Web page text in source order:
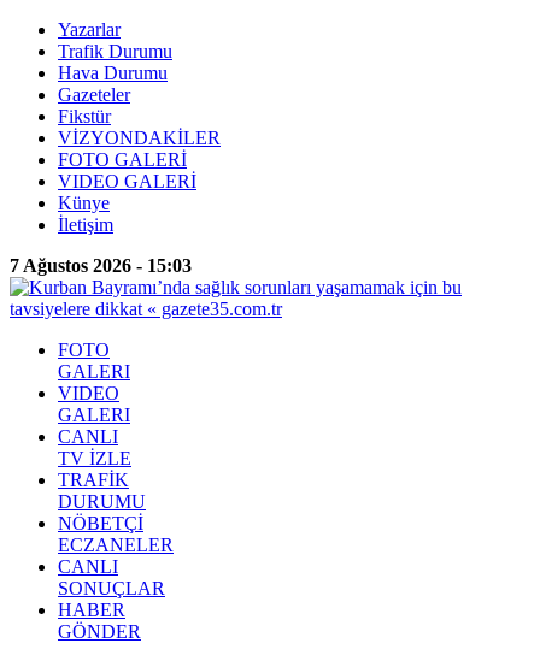
Yazarlar
Trafik Durumu
Hava Durumu
Gazeteler
Fikstür
VİZYONDAKİLER
FOTO GALERİ
VIDEO GALERİ
Künye
İletişim
7 Ağustos 2026 - 15:03
FOTO
GALERI
VIDEO
GALERI
CANLI
TV İZLE
TRAFİK
DURUMU
NÖBETÇİ
ECZANELER
CANLI
SONUÇLAR
HABER
GÖNDER